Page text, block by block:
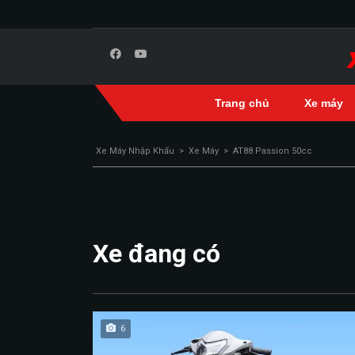
Trang chủ Xe máy
Xe Máy Nhập Khẩu > Xe Máy > AT88 Passion 50cc
Xe đang có
6